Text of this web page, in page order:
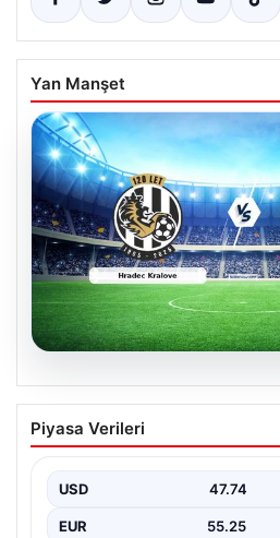
Yan Manşet
06.08.2026
CANLI | Hradec
Maç Anlatımı
Avrupa Ligi Mücadelesi”,
Piyasa Verileri
USD 47.74
EUR 55.25